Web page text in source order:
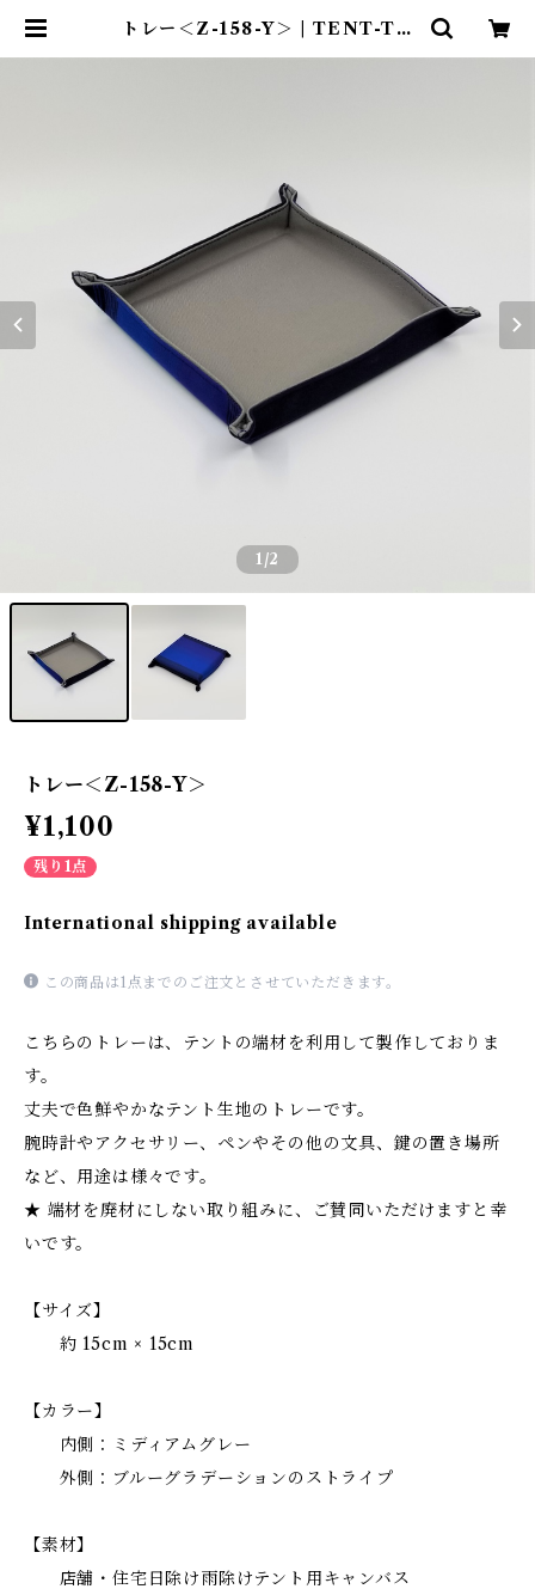
トレー＜Z-158-Y＞ | TENT-TO
1 /2
トレー＜Z-158-Y＞
¥1,100
残り1点
International shipping available
この商品は1点までのご注文とさせていただきます。
こちらのトレーは、テントの端材を利用して製作しておりま
す。
丈夫で色鮮やかなテント生地のトレーです。
腕時計やアクセサリー、ペンやその他の文具、鍵の置き場所
など、用途は様々です。
★ 端材を廃材にしない取り組みに、ご賛同いただけますと幸
いです。
【サイズ】
約 15cm × 15cm
【カラー】
内側：ミディアムグレー
外側：ブルーグラデーションのストライプ
【素材】
店舗・住宅日除け雨除けテント用キャンバス